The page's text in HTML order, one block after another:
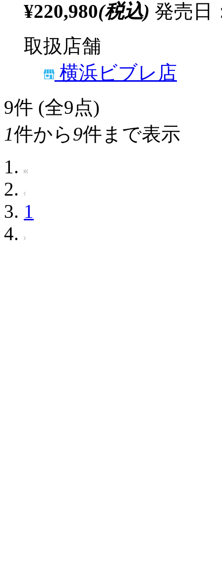
¥220,980(税込) 発売日
取扱店舗
横浜ビブレ店
9件 (全9点)
1件から9件まで表示
1